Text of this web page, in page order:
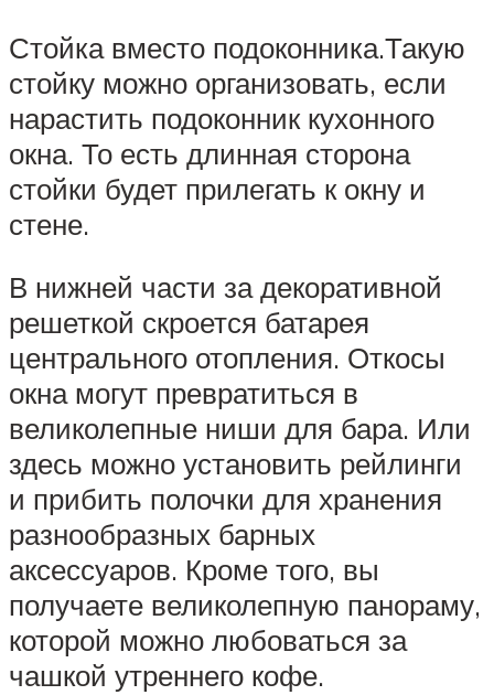
Стойка вместо подоконника.Такую
стойку можно организовать, если
нарастить подоконник кухонного
окна. То есть длинная сторона
стойки будет прилегать к окну и
стене.
В нижней части за декоративной
решеткой скроется батарея
центрального отопления. Откосы
окна могут превратиться в
великолепные ниши для бара. Или
здесь можно установить рейлинги
и прибить полочки для хранения
разнообразных барных
аксессуаров. Кроме того, вы
получаете великолепную панораму,
которой можно любоваться за
чашкой утреннего кофе.